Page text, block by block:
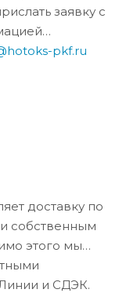
заявку с
pkf.ru
доставку по
собственным
этого мы
и СДЭК.